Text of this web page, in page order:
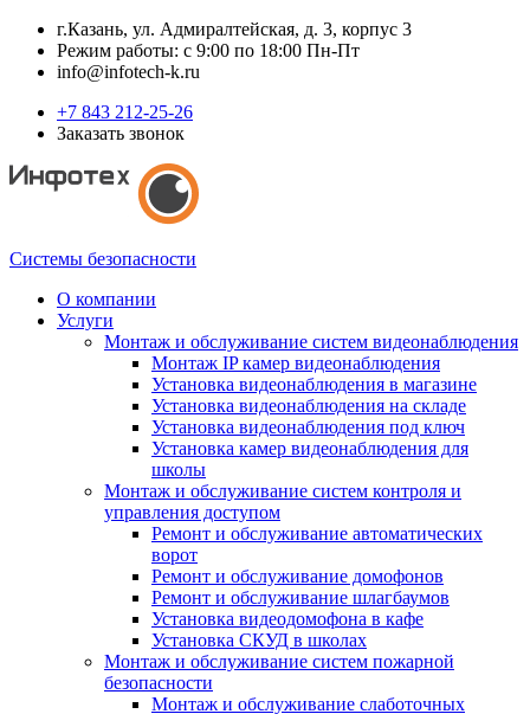
г.Казань, ул. Адмиралтейская, д. 3, корпус 3
Режим работы: с 9:00 по 18:00 Пн-Пт
info@infotech-k.ru
+7 843 212-25-26
Заказать звонок
Системы безопасности
О компании
Услуги
Монтаж и обслуживание систем видеонаблюдения
Монтаж IP камер видеонаблюдения
Установка видеонаблюдения в магазине
Установка видеонаблюдения на складе
Установка видеонаблюдения под ключ
Установка камер видеонаблюдения для
школы
Монтаж и обслуживание систем контроля и
управления доступом
Ремонт и обслуживание автоматических
ворот
Ремонт и обслуживание домофонов
Ремонт и обслуживание шлагбаумов
Установка видеодомофона в кафе
Установка СКУД в школах
Монтаж и обслуживание систем пожарной
безопасности
Монтаж и обслуживание слаботочных